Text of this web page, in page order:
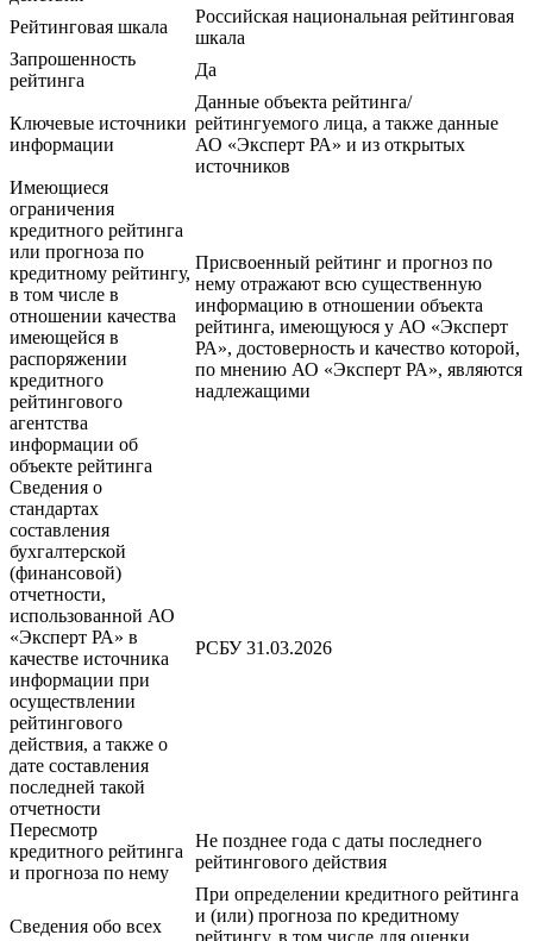
Рейтинговая шкала
Российская национальная рейтинговая
шкала
Запрошенность
рейтинга
Да
Ключевые источники
информации
Данные объекта рейтинга/
рейтингуемого лица, а также данные
АО «Эксперт РА» и из открытых
источников
Имеющиеся
ограничения
кредитного рейтинга
или прогноза по
кредитному рейтингу,
в том числе в
отношении качества
имеющейся в
распоряжении
кредитного
рейтингового
агентства
информации об
объекте рейтинга
Присвоенный рейтинг и прогноз по
нему отражают всю существенную
информацию в отношении объекта
рейтинга, имеющуюся у АО «Эксперт
РА», достоверность и качество которой,
по мнению АО «Эксперт РА», являются
надлежащими
Сведения о
стандартах
составления
бухгалтерской
(финансовой)
отчетности,
использованной АО
«Эксперт РА» в
качестве источника
информации при
осуществлении
рейтингового
действия, а также о
дате составления
последней такой
отчетности
РСБУ 31.03.2026
Пересмотр
кредитного рейтинга
и прогноза по нему
Не позднее года с даты последнего
рейтингового действия
Сведения обо всех
При определении кредитного рейтинга
и (или) прогноза по кредитному